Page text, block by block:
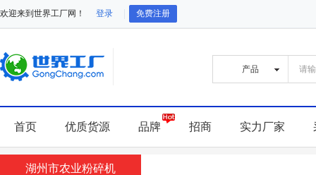
欢迎来到世界工厂网！ 登录 免费注册
首页 优质货源 品牌 招商 实力厂家
湖州市农业粉碎机